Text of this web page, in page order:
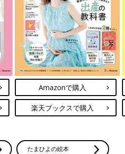
Amazonで購入
楽天ブックスで購入
たまひよの絵本